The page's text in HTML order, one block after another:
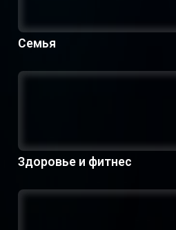
Семья
Здоровье и фитнес